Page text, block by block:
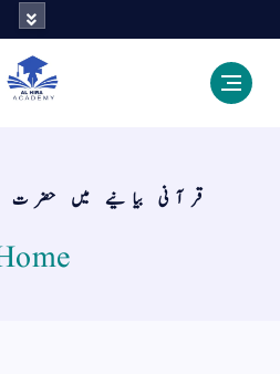
اک
قرآنی بیانیے میں